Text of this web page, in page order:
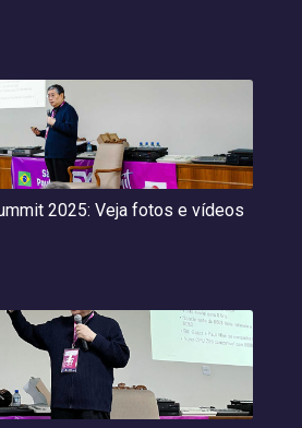
2025: Veja fotos e vídeos